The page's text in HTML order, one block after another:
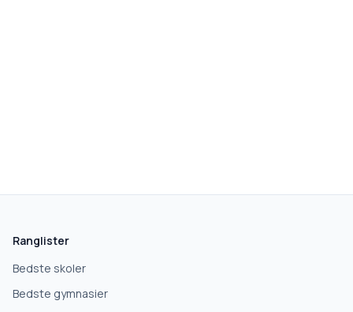
Ranglister
Bedste skoler
Bedste gymnasier